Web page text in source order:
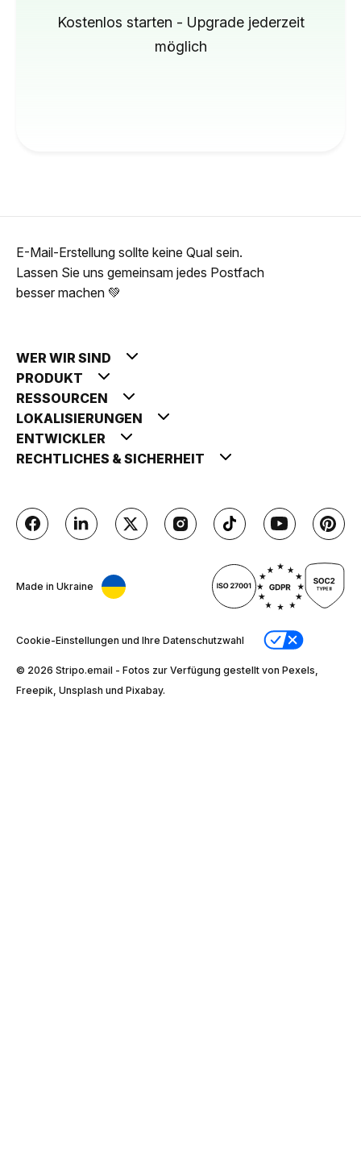
Kostenlos starten - Upgrade jederzeit
möglich
E-Mail-Erstellung sollte keine Qual sein.
Lassen Sie uns gemeinsam jedes Postfach
besser machen 💚
WER WIR SIND
PRODUKT
RESSOURCEN
LOKALISIERUNGEN
ENTWICKLER
RECHTLICHES & SICHERHEIT
Made in Ukraine
Cookie-Einstellungen und Ihre Datenschutzwahl
© 2026 Stripо.email - Fotos zur Verfügung gestellt von Pexels,
Freepik, Unsplash und Pixabay.